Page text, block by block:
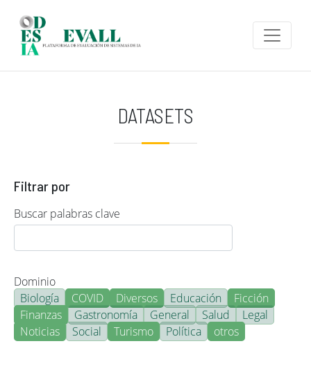
DATASETS
Filtrar por
Buscar palabras clave
Dominio
Biología
COVID Diversos Educación
Ficción
Finanzas
Gastronomía General Salud
Legal
Noticias
Social Turismo Política otros